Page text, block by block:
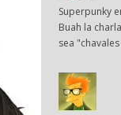
Superpunky
Buah la
sea